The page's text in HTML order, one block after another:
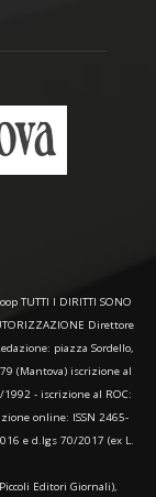
TUTTI I DIRITTI SONO
Direttore
piazza Sordello,
(Mantova) iscrizione al
- iscrizione al ROC:
online: ISSN 2465-
e d.lgs 70/2017 (ex L.
Editori Giornali),